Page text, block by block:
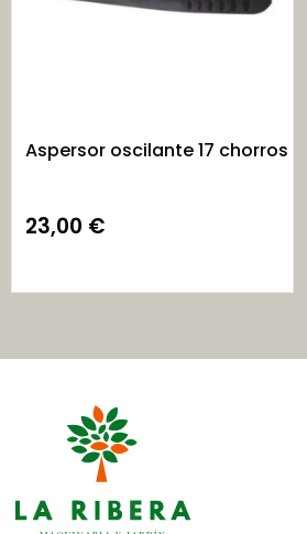
Aspersor oscilante 17 chorros
23,00 €